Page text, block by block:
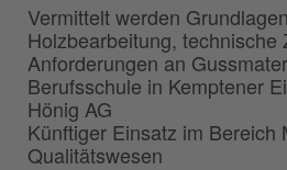
Vermittelt werden
Holzbearbeitung, technische
Anforderungen an
Berufsschule in Kemptener
Hönig AG
Künftiger Einsatz im Bereich
Qualitätswesen